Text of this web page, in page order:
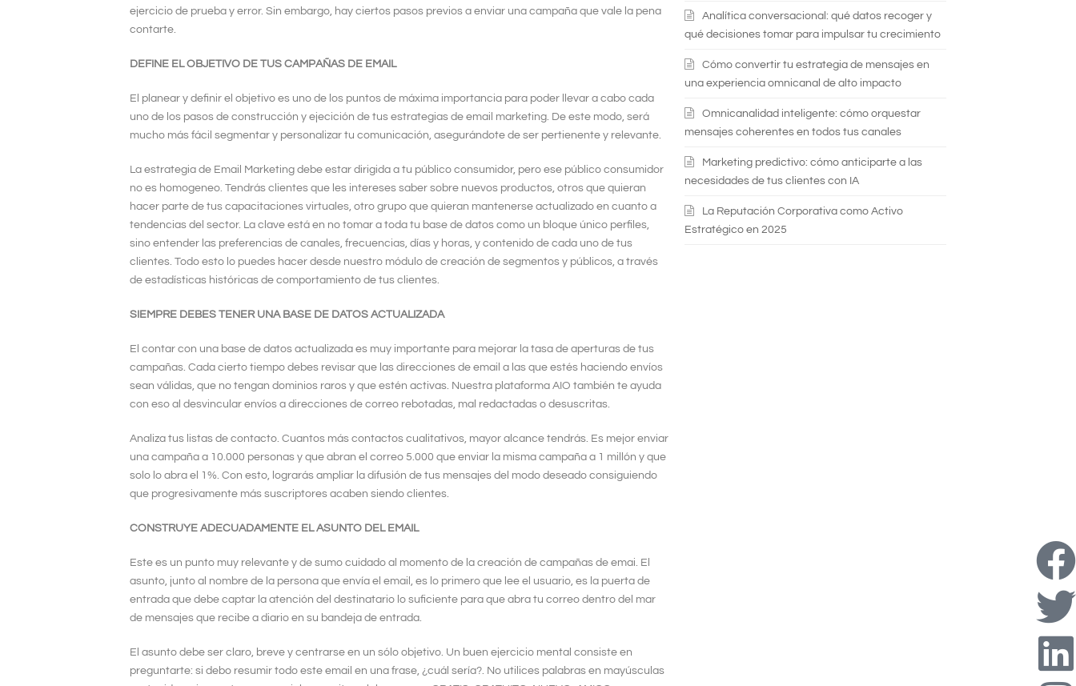
ejercicio de prueba y error. Sin embargo, hay ciertos pasos previos a enviar una campaña que vale la pena
contarte.
DEFINE EL OBJETIVO DE TUS CAMPAÑAS DE EMAIL
El planear y definir el objetivo es uno de los puntos de máxima importancia para poder llevar a cabo cada
uno de los pasos de construcción y ejecición de tus estrategias de email marketing. De este modo, será
mucho más fácil segmentar y personalizar tu comunicación, asegurándote de ser pertienente y relevante.
La estrategia de Email Marketing debe estar dirigida a tu público consumidor, pero ese público consumidor
no es homogeneo. Tendrás clientes que les intereses saber sobre nuevos productos, otros que quieran
hacer parte de tus capacitaciones virtuales, otro grupo que quieran mantenerse actualizado en cuanto a
tendencias del sector. La clave está en no tomar a toda tu base de datos como un bloque único perfiles,
sino entender las preferencias de canales, frecuencias, días y horas, y contenido de cada uno de tus
clientes. Todo esto lo puedes hacer desde nuestro módulo de creación de segmentos y públicos, a través
de estadísticas históricas de comportamiento de tus clientes.
SIEMPRE DEBES TENER UNA BASE DE DATOS ACTUALIZADA
El contar con una base de datos actualizada es muy importante para mejorar la tasa de aperturas de tus
campañas. Cada cierto tiempo debes revisar que las direcciones de email a las que estés haciendo envíos
sean válidas, que no tengan dominios raros y que estén activas. Nuestra plataforma AIO también te ayuda
con eso al desvincular envíos a direcciones de correo rebotadas, mal redactadas o desuscritas.
Analiza tus listas de contacto. Cuantos más contactos cualitativos, mayor alcance tendrás. Es mejor enviar
una campaña a 10.000 personas y que abran el correo 5.000 que enviar la misma campaña a 1 millón y que
solo lo abra el 1%. Con esto, lograrás ampliar la difusión de tus mensajes del modo deseado consiguiendo
que progresivamente más suscriptores acaben siendo clientes.
CONSTRUYE ADECUADAMENTE EL ASUNTO DEL EMAIL
Este es un punto muy relevante y de sumo cuidado al momento de la creación de campañas de emai. El
asunto, junto al nombre de la persona que envía el email, es lo primero que lee el usuario, es la puerta de
entrada que debe captar la atención del destinatario lo suficiente para que abra tu correo dentro del mar
de mensajes que recibe a diario en su bandeja de entrada.
El asunto debe ser claro, breve y centrarse en un sólo objetivo. Un buen ejercicio mental consiste en
preguntarte: si debo resumir todo este email en una frase, ¿cuál sería?. No utilices palabras en mayúsculas
Analítica conversacional: qué datos recoger y
qué decisiones tomar para impulsar tu crecimiento
Cómo convertir tu estrategia de mensajes en
una experiencia omnicanal de alto impacto
Omnicanalidad inteligente: cómo orquestar
mensajes coherentes en todos tus canales
Marketing predictivo: cómo anticiparte a las
necesidades de tus clientes con IA
La Reputación Corporativa como Activo
Estratégico en 2025